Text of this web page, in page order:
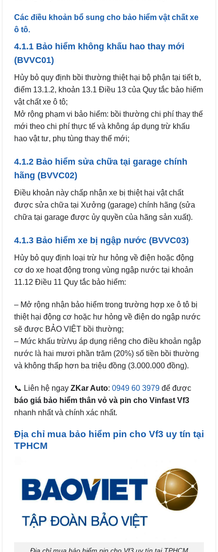
Các điều khoản bổ sung cho bảo hiểm vật chất xe
ô tô.
4.1.1 Bảo hiểm không khấu hao thay mới
(BVVC01)
Hủy bỏ quy định bồi thường thiệt hại bộ phận tại tiết b,
điểm 13.1.2, khoản 13.1 Điều 13 của Quy tắc bảo hiểm
vật chất xe ô tô;
Mở rộng phạm vi bảo hiểm: bồi thường chi phí thay thế
mới theo chi phí thực tế và không áp dụng trừ khấu
hao vật tư, phụ tùng thay thế mới;
4.1.2 Bảo hiểm sửa chữa tại garage chính
hãng (BVVC02)
Điều khoản này chấp nhận xe bị thiệt hại vật chất
được sửa chữa tại Xưởng (garage) chính hãng (sửa
chữa tại garage được ủy quyền của hãng sản xuất).
4.1.3 Bảo hiểm xe bị ngập nước (BVVC03)
Hủy bỏ quy định loại trừ hư hỏng về điện hoặc động
cơ do xe hoạt động trong vùng ngập nước tại khoản
11.12 Điều 11 Quy tắc bảo hiểm:
– Mở rộng nhận bảo hiểm trong trường hợp xe ô tô bị
thiệt hại động cơ hoặc hư hỏng về điện do ngập nước
sẽ được BẢO VIỆT bồi thường;
– Mức khấu trừ/vụ áp dụng riêng cho điều khoản ngập
nước là hai mươi phần trăm (20%) số tiền bồi thường
và không thấp hơn ba triệu đồng (3.000.000 đồng).
📞 Liên hệ ngay ZKar Auto: 0949 60 3979 để được
báo giá bảo hiểm thân vỏ và pin cho Vinfast Vf3
nhanh nhất và chính xác nhất.
Địa chỉ mua bảo hiểm pin cho Vf3 uy tín tại
TPHCM